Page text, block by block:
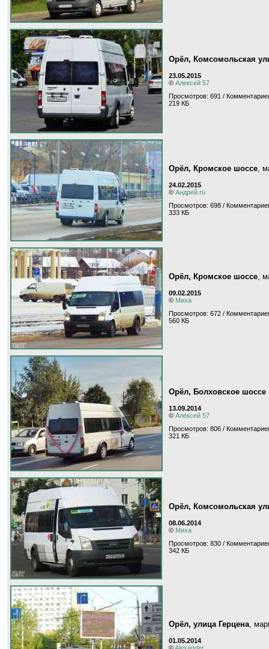
Орёл, Комсомольская
23.05.2015
© Алексей 57
Просмотров: 691 /
219 КБ
Орёл, Кромское шоссе,
24.02.2015
© Андрей.ru
Просмотров: 698 /
333 КБ
Орёл, Кромское шоссе,
09.02.2015
© Миха
Просмотров: 672 /
560 КБ
Орёл, Болховское шоссе
13.09.2014
© Алексей 57
Просмотров: 806 /
321 КБ
Орёл, Комсомольская
08.06.2014
© Миха
Просмотров: 830 /
342 КБ
Орёл, улица Герцена,
01.05.2014
©Alexander